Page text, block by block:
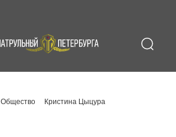
Общество Кристина Цыцура